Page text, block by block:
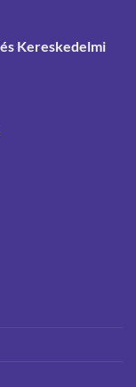
Kereskedelmi